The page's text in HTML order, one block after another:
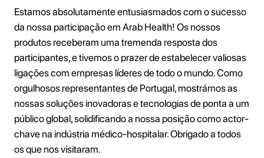
Estamos absolutamente entusiasmados com o sucesso
da nossa participação em Arab Health! Os nossos
produtos receberam uma tremenda resposta dos
participantes, e tivemos o prazer de estabelecer valiosas
ligações com empresas líderes de todo o mundo. Como
orgulhosos representantes de Portugal, mostrámos as
nossas soluções inovadoras e tecnologias de ponta a um
público global, solidificando a nossa posição como actor-
chave na indústria médico-hospitalar. Obrigado a todos
os que nos visitaram.